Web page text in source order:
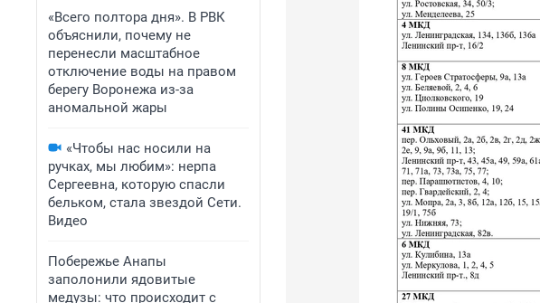
«Всего полтора дня». В РВК
объяснили, почему не
перенесли масштабное
отключение воды на правом
берегу Воронежа из-за
аномальной жары
«Чтобы нас носили на
ручках, мы любим»: нерпа
Сергеевна, которую спасли
бельком, стала звездой Сети.
Видео
Побережье Анапы
заполонили ядовитые
медузы: что происходит с